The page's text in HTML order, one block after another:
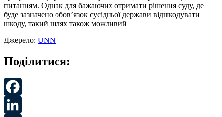
питанням. Однак для бажаючих отримати рішення суду, де
буде зазначено обов’язок сусідньої держави відшкодувати
шкоду, такий шлях також можливий
Джерело: UNN
Поділитися:
Facebook